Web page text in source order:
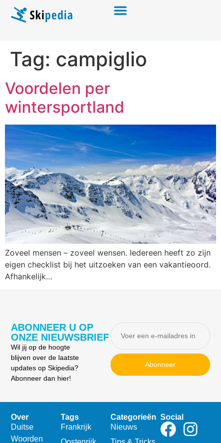
Tag: campiglio
Voordelen per
wintersportland
Zoveel mensen – zoveel wensen. Iedereen heeft zo zijn
eigen checklist bij het uitzoeken van een vakantieoord.
Afhankelijk…
ABONNEER U OP
ONZE NIEUWSBRIEF
Wil jij op de hoogte
blijven over de laatste
updates op Skipedia?
Abonneer dan hier!
Abonneer
Over
Duitse
Woorden
Tags
Frankrijk
Categorieën
Nieuws
Social